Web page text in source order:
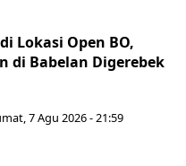
Lokasi Open BO,
di Babelan Digerebek
7 Agu 2026 - 21:59